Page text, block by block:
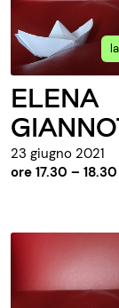
ELENA
23 giugno 2021
ore 17.30 – 18.30